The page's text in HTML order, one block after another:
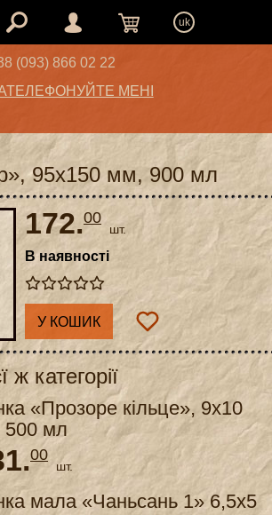
uk
(093) 866 02 22
МЕНІ
95x150 мм, 900 мл
172.00
шт.
В наявності
У КОШИК
ж категорії
«Прозоре кільце», 9x10
500 мл
00
шт.
мала «Чаньсань 1» 6,5x5